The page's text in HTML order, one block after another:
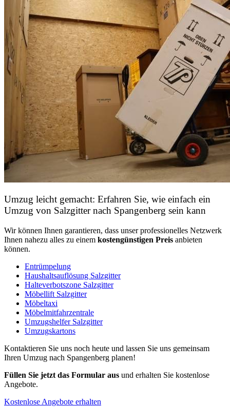
Umzug leicht gemacht: Erfahren Sie, wie einfach ein
Umzug von Salzgitter nach Spangenberg sein kann
Wir können Ihnen garantieren, dass unser professionelles Netzwerk
Ihnen nahezu alles zu einem kostengünstigen Preis anbieten
können.
Entrümpelung
Haushaltsauflösung Salzgitter
Halteverbotszone Salzgitter
Möbellift Salzgitter
Möbeltaxi
Möbelmitfahrzentrale
Umzugshelfer Salzgitter
Umzugskartons
Kontaktieren Sie uns noch heute und lassen Sie uns gemeinsam
Ihren Umzug nach Spangenberg planen!
Füllen Sie jetzt das Formular aus und erhalten Sie kostenlose
Angebote.
Kostenlose Angebote erhalten